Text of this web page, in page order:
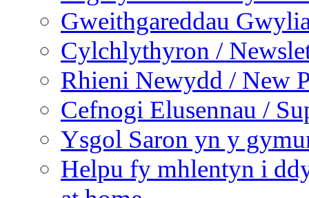
Gweithgareddau
Cylchlythyron /
Rhieni Newydd / New
Cefnogi Elusennau /
Ysgol Saron yn y
Helpu fy mhlentyn i